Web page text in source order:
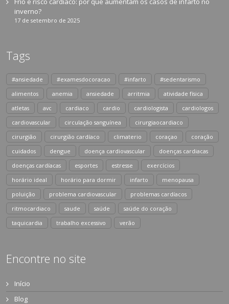
inverno?
17 de setembro de 2025
Tags
#ansiedade #examesdocoracao #infarto
#sedentarismo
alimentos
anemia ansiedade arritmia
atividade física
atletas
avc cardiaco cardio cardiologista
cardiologos
cardiovascular
circulação sanguínea
cirurgiaocardiaco
cirurgião
cirurgião cardíaco climaterio coraçao
coração
cuidados
dengue doença cardiovascular
doenças cardiacas
doenças cardíacas
esportes estresse
exercícios
horário ideal
horário para dormir infarto
menopausa
poluição
problema cardiovascular
problemas cardíacos
ritmocardiaco
saude saúde
saúde do coração
taquicardia
trabalho excessivo verão
Encontre no site
Início
Blog